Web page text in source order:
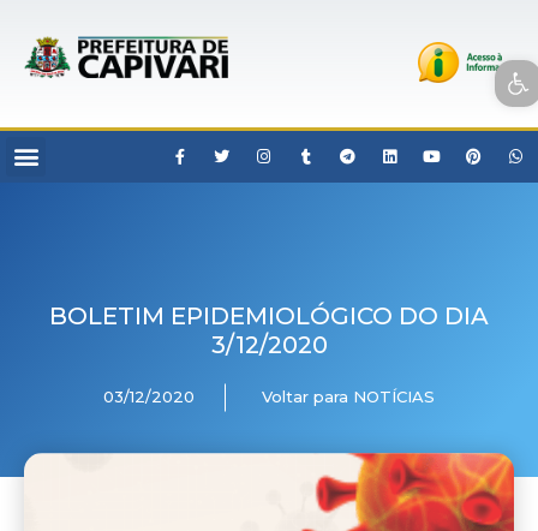
Open toolbar
BOLETIM EPIDEMIOLÓGICO DO DIA
3/12/2020
03/12/2020 Voltar para NOTÍCIAS